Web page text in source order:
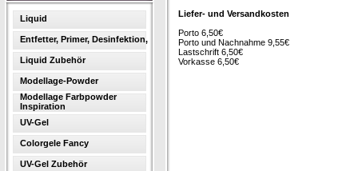
Liquid
Entfetter, Primer, Desinfektion,
Liquid Zubehör
Modellage-Powder
Modellage Farbpowder
Inspiration
UV-Gel
Colorgele Fancy
UV-Gel Zubehör
Liefer- und Versandkosten
Porto 6,50€
Porto und Nachnahme 9,55€
Lastschrift 6,50€
Vorkasse 6,50€